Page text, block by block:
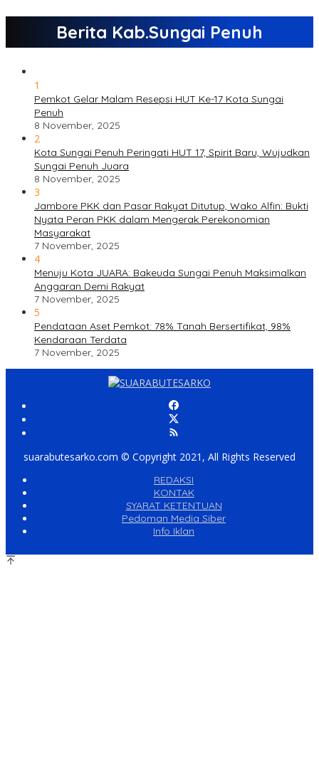
Berita Kab.Sungai Penuh
1
Pemkot Gelar Malam Resepsi HUT Ke-17 Kota Sungai
Penuh
8 November, 2025
2
Kota Sungai Penuh Peringati HUT 17, Spirit Baru, Wujudkan
Sungai Penuh Juara
8 November, 2025
3
Jambore PKK dan Pasar Rakyat Ditutup, Wako Alfin: Bukti
Nyata Peran PKK dalam Mengerak Perekonomian
Masyarakat
7 November, 2025
4
Menuju Kota JUARA: Bakeuda Sungai Penuh Maksimalkan
Anggaran Demi Rakyat
7 November, 2025
5
Pendataan Aset Pemkot: 78% Tanah Bersertifikat, 98%
Kendaraan Terdata
7 November, 2025
suarabutesarko.com © Copyright 2021, All Rights Reserved
REDAKSI
KONTAK
SYARAT KETENTUAN
Pedoman Media Siber
Info Iklan